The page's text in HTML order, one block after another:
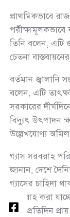
প্রাথমিকভাবে
পরীক্ষামূলকভাবে
তিনি বলেন, এটি
চেতনা
বর্তমান জ্বালানি
বলেন, এটি
সরকারের
বিদ্যুৎ উৎপাদন
উল্লেখযোগ্য অমিল
গ্যাস সরবরাহ
জানান, দেশে
গ্যাসের চাহিদা
সরবরাহ করা
ফলে প্রতিদিন